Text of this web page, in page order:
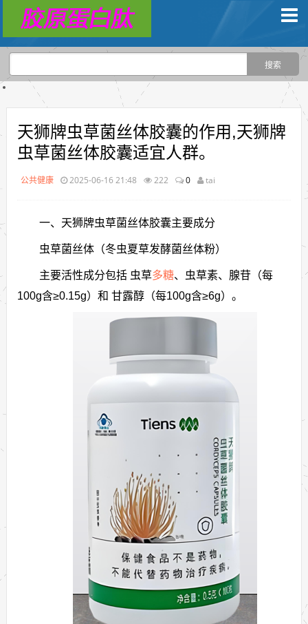
天狮牌虫草菌丝体胶囊的作用,天狮牌
虫草菌丝体胶囊适宜人群。
公共健康 2025-06-16 21:48 222 0 tai
一、天狮牌虫草菌丝体胶囊主要成分
虫草菌丝体（冬虫夏草发酵菌丝体粉）
主要活性成分包括 虫草多糖、虫草素、腺苷（每
100g含≥0.15g）和 甘露醇（每100g含≥6g）。